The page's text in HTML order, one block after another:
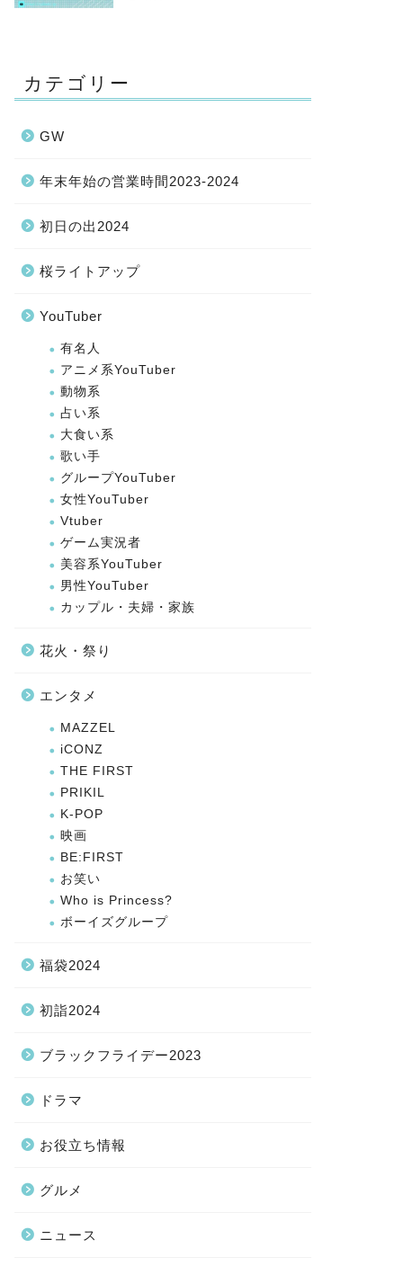
カテゴリー
GW
年末年始の営業時間2023-2024
初日の出2024
桜ライトアップ
YouTuber
有名人
アニメ系YouTuber
動物系
占い系
大食い系
歌い手
グループYouTuber
女性YouTuber
Vtuber
ゲーム実況者
美容系YouTuber
男性YouTuber
カップル・夫婦・家族
花火・祭り
エンタメ
MAZZEL
iCONZ
THE FIRST
PRIKIL
K-POP
映画
BE:FIRST
お笑い
Who is Princess?
ボーイズグループ
福袋2024
初詣2024
ブラックフライデー2023
ドラマ
お役立ち情報
グルメ
ニュース